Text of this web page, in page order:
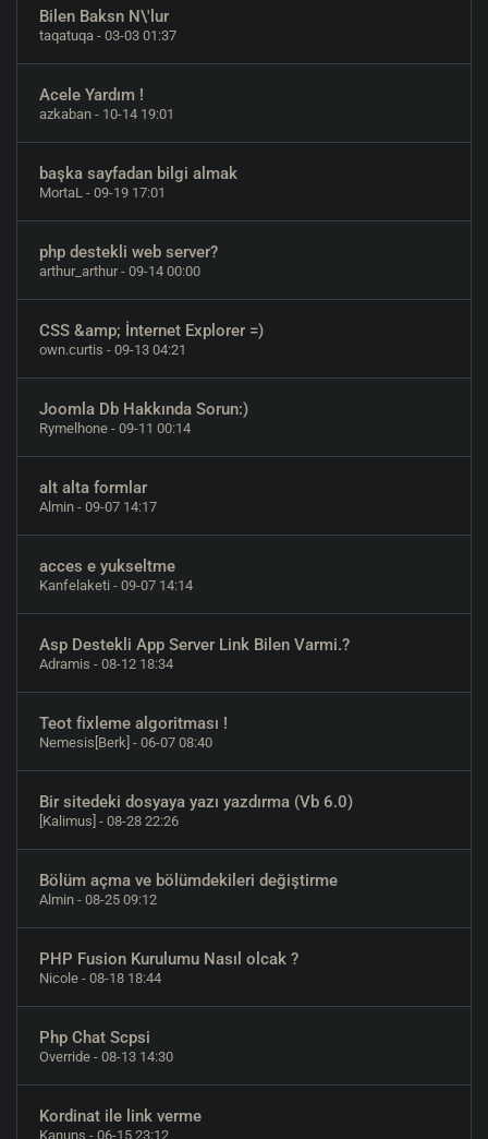
Bilen Baksn N\'lur
taqatuqa - 03-03 01:37
Acele Yardım !
azkaban - 10-14 19:01
başka sayfadan bilgi almak
MortaL - 09-19 17:01
php destekli web server?
arthur_arthur- 09-14 00:00
CSS &amp; İnternet Explorer =)
own.curtis - 09-13 04:21
Joomla Db Hakkında Sorun:)
Rymelhone - 09-11 00:14
alt alta formlar
Almin - 09-07 14:17
acces e yukseltme
Kanfelaketi - 09-07 14:14
Asp Destekli App Server Link Bilen Varmi.?
Adramis - 08-12 18:34
Teot fixleme algoritması !
Nemesis[Berk] - 06-07 08:40
Bir sitedeki dosyaya yazı yazdırma (Vb 6.0)
[Kalimus] - 08-28 22:26
Bölüm açma ve bölümdekileri değiştirme
Almin - 08-25 09:12
PHP Fusion Kurulumu Nasıl olcak ?
Nicole - 08-18 18:44
Php Chat Scpsi
Override - 08-13 14:30
Kordinat ile link verme
Kanuns - 06-15 23:12